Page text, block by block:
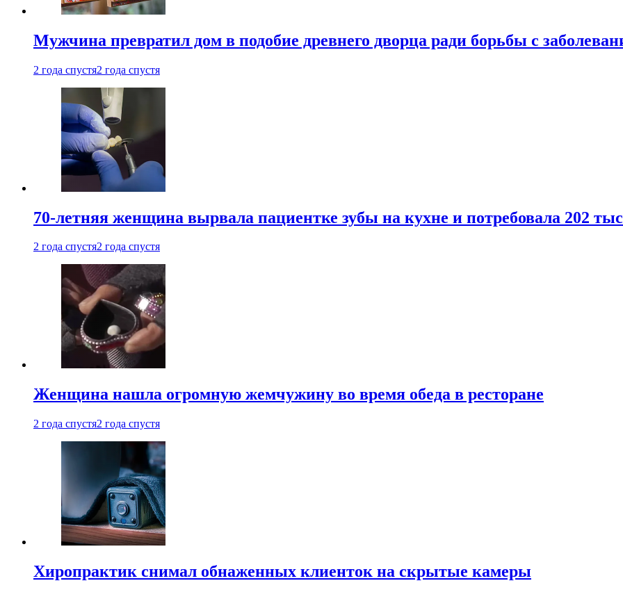
Мужчина превратил дом в подобие древнего дворца ради борьбы с
2 года спустя2 года спустя
70-летняя женщина вырвала пациентке зубы на кухне и потребовала 202
2 года спустя2 года спустя
Женщина нашла огромную жемчужину во время обеда в ресторане
2 года спустя2 года спустя
Хиропрактик снимал обнаженных клиенток на скрытые камеры